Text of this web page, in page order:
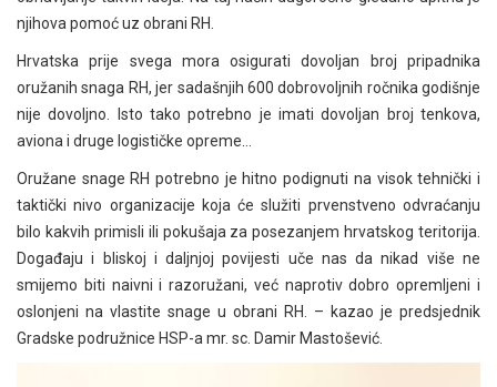
njihova pomoć uz obrani RH.
Hrvatska prije svega mora osigurati dovoljan broj pripadnika
oružanih snaga RH, jer sadašnjih 600 dobrovoljnih ročnika godišnje
nije dovoljno. Isto tako potrebno je imati dovoljan broj tenkova,
aviona i druge logističke opreme…
Oružane snage RH potrebno je hitno podignuti na visok tehnički i
taktički nivo organizacije koja će služiti prvenstveno odvraćanju
bilo kakvih primisli ili pokušaja za posezanjem hrvatskog teritorija.
Događaju i bliskoj i daljnjoj povijesti uče nas da nikad više ne
smijemo biti naivni i razoružani, već naprotiv dobro opremljeni i
oslonjeni na vlastite snage u obrani RH. – kazao je predsjednik
Gradske podružnice HSP-a mr. sc. Damir Mastošević.